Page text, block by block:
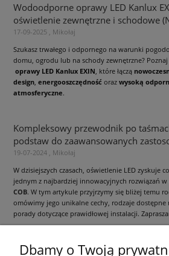
Wodoodporne oprawy LED Kanlux
oświetlenie zewnętrzne i schodowe
17-09-2025 , Mikołaj
Szukasz trwałego i odpornego na warunki
domu, ogrodu lub na schody zewnętrzne?
oprawy LED Kanlux EXIN , które łączą
design energooszczędność oraz wysoką
atmosferyczne.
Kompleksowy przewodnik po
podstaw do zaawansowanych
19-07-2024 , Mikołaj
W dzisiejszych czasach, oświetlenie LED zyskuje
jednym z najbardziej innowacyjnych rozwiązań w
COB. W tym artykule przyjrzymy się bliżej temu
omówimy jego unikalne cechy, rodzaje dostępne
porady dotyczące prawidłowej instalacji.
Dbamy o Twoją